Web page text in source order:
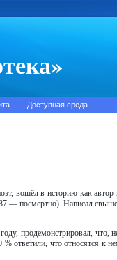
Доступная среда
вошёл в историю как
— посмертно). Написал свыше
продемонстрировал, что,
ответили, что относятся к